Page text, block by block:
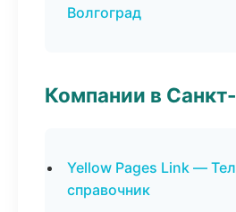
Волгоград
Компании в
Yellow Pages Link —
справочник